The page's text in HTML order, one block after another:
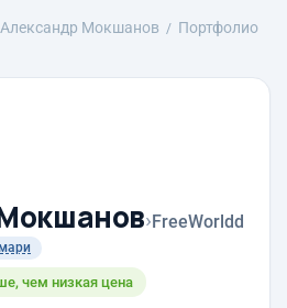
Александр Мокшанов
Портфолио
›FreeWorldd
чем низкая цена